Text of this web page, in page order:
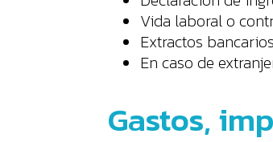
Vida laboral o
Extractos
En caso de
Gastos,